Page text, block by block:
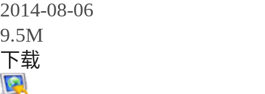
2014-08-06
9.5M
下载